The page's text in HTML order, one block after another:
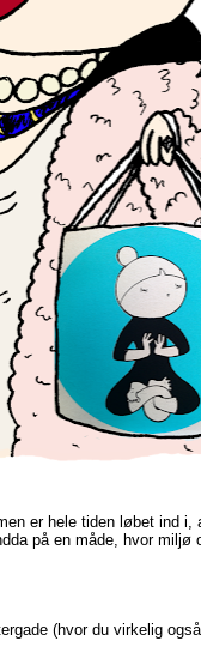
er hele tiden løbet ind
på en måde, hvor miljø
(hvor du virkelig